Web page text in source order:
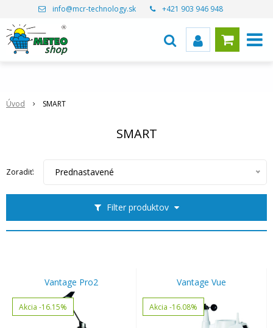
info@mcr-technology.sk +421 903 946 948
Úvod SMART
SMART
Filter produktov
Zoradiť: Prednastavené
Vantage Pro2
Akcia -16.15%
Vantage Vue
Akcia -16.08%